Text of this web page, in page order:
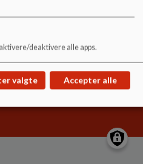
deaktivere alle apps.
valgte Accepter alle